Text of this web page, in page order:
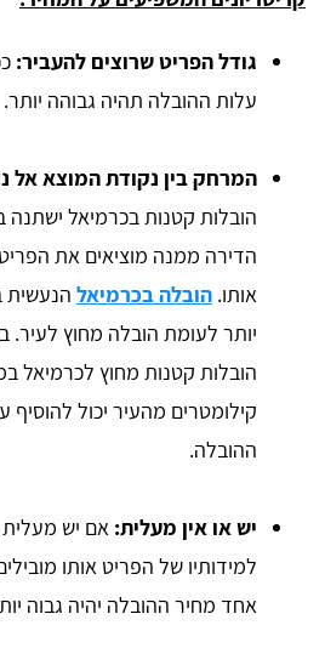
גודל הפריט שרוצים להעביר:
עלות ההובלה תהיה גבוהה יותר.
המרחק בין נקודת המוצא אל
הובלות קטנות בכרמיאל
הדירה ממנה מוציאים את
אותו. הובלה בכרמיאל הנעשית
יותר לעומת הובלה מחוץ לעיר.
ההובלה.
יש או אין מעלית: אם יש מעלית
למידותיו של הפריט אותו
אחד מחיר ההובלה יהיה גבוה